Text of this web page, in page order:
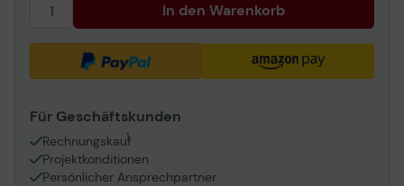
In den Warenkorb
Für Geschäftskunden
Rechnungskauf
1
Projektkonditionen
Persönlicher Ansprechpartner